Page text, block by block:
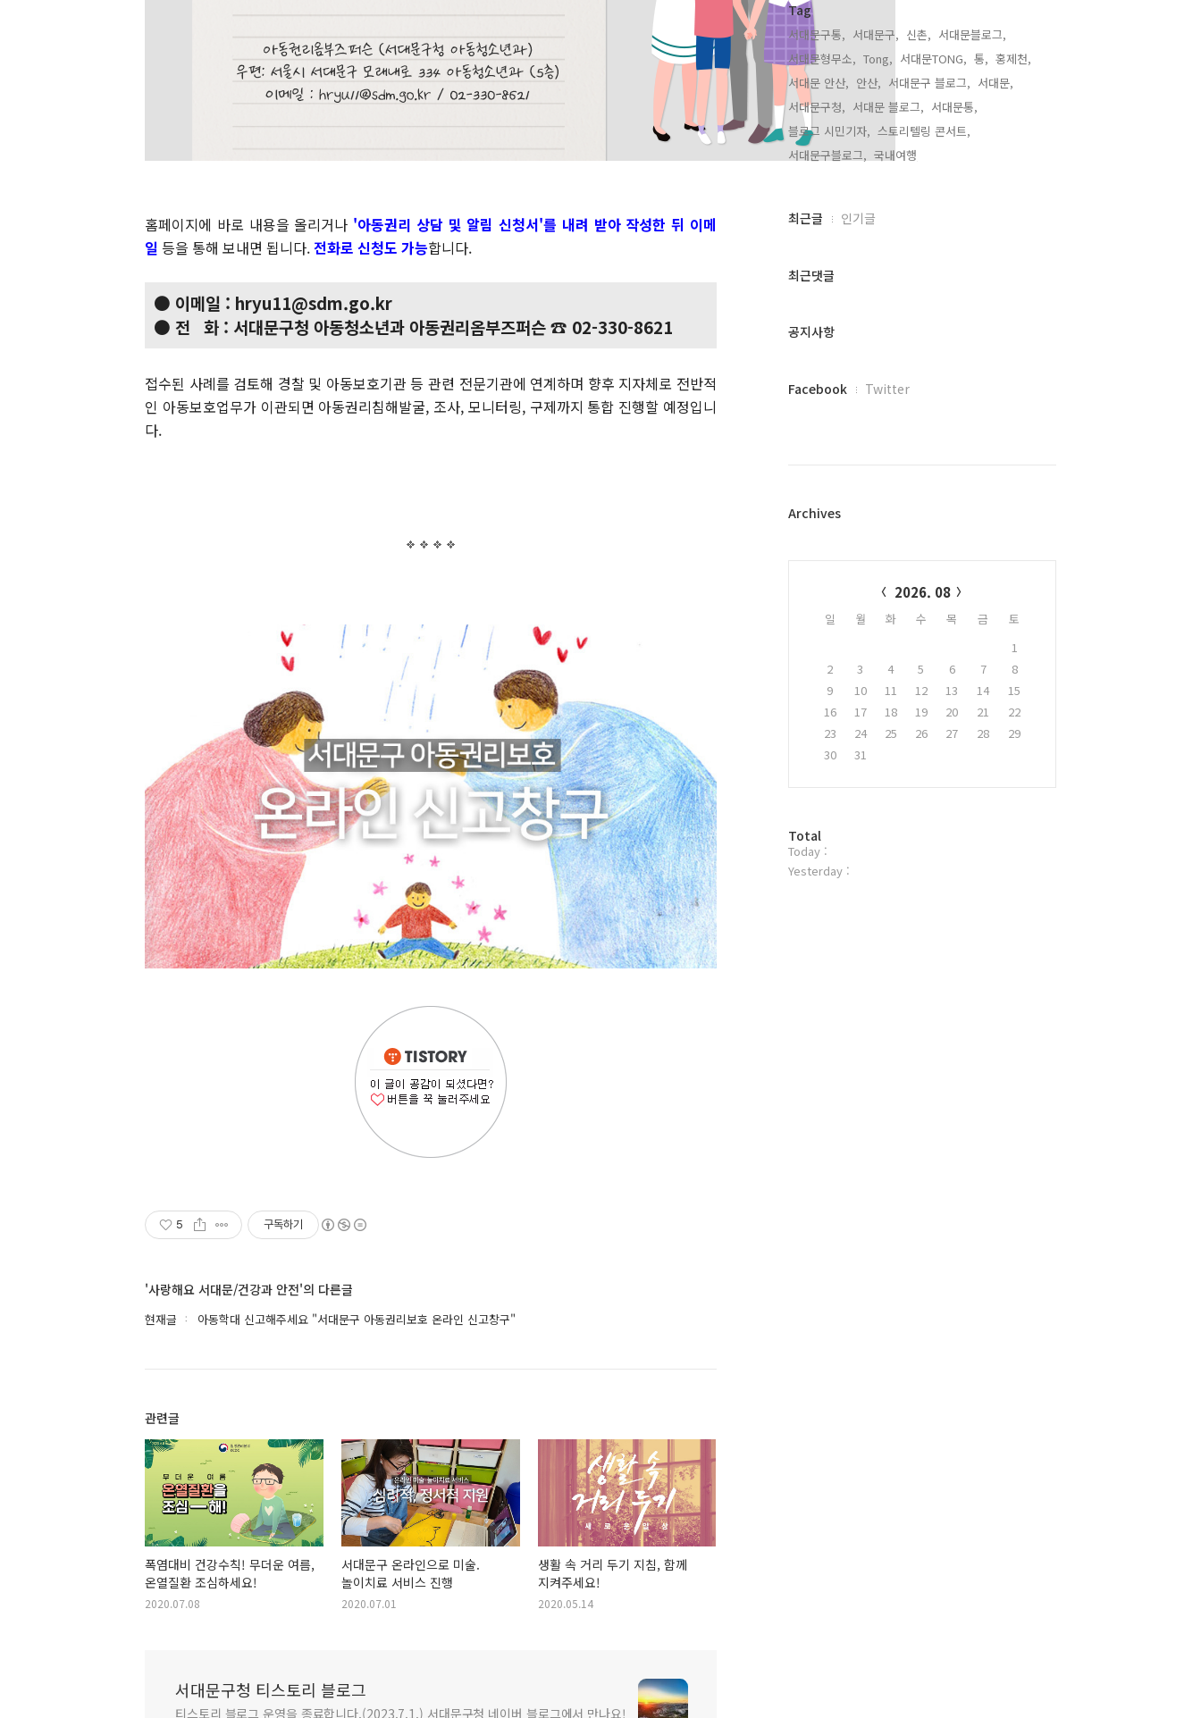
홈페이지에 바로 내용을 올리거나 '아동권리 상담 및 알림 신청서'를 내려 받아 작성한 뒤 이메
일 등을 통해 보내면 됩니다.전화로 신청도 가능합니다.
● 이메일 : hryu11@sdm.go.kr
● 전 화 : 서대문구청 아동청소년과 아동권리옴부즈퍼슨 ☎ 02-330-8621
접수된 사례를 검토해 경찰 및 아동보호기관 등 관련 전문기관에 연계하며 향후 지자체로 전반적
인 아동보호업무가 이관되면 아동권리침해발굴, 조사, 모니터링, 구제까지 통합 진행할 예정입니
다.
5 구독하기
'사랑해요 서대문/건강과 안전'의 다른글
현재글 아동학대 신고해주세요 "서대문구 아동권리보호 온라인 신고창구"
관련글
폭염대비 건강수칙! 무더운 여름,
온열질환 조심하세요!
2020.07.08
서대문구 온라인으로 미술.
놀이치료 서비스 진행
2020.07.01
생활 속 거리 두기 지침, 함께
지켜주세요!
2020.05.14
서대문구청 티스토리 블로그
티스토리 블로그 운영을 종료합니다.(2023.7.1.) 서대문구청 네이버 블로그에서 만나요!
Tag
서대문구통, 서대문구, 신촌, 서대문블로그,
서대문형무소, Tong, 서대문TONG, 통, 홍제천,
서대문 안산, 안산, 서대문구 블로그, 서대문,
서대문구청, 서대문 블로그, 서대문통,
블로그 시민기자, 스토리텔링 콘서트,
서대문구블로그, 국내여행,
최
과
글
최근글 인기글
최근댓글
공지사항
페
플
Facebook Twitter
Archives
2026. 08
일 월 화 수 목 금
토
1
2
3 4 5 6 7
8
9
10 11 12 13 14
15
16
17 18 19 20 21
22
23
24 25 26 27 28
29
30
31
방
문
자
Total
Today :
Yesterday :